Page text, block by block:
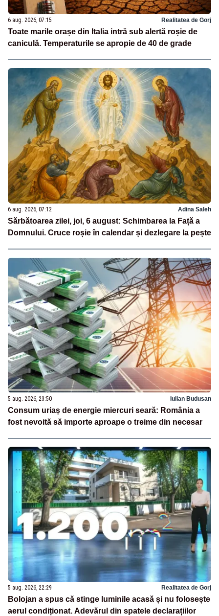
6 aug. 2026, 07:15 Realitatea de Gorj
Toate marile orașe din Italia intră sub alertă roșie de
caniculă. Temperaturile se apropie de 40 de grade
6 aug. 2026, 07:12 Adina Saleh
Sărbătoarea zilei, joi, 6 august: Schimbarea la Față a
Domnului. Cruce roșie în calendar și dezlegare la pește
5 aug. 2026, 23:50 Iulian Budusan
Consum uriaș de energie miercuri seară: România a
fost nevoită să importe aproape o treime din necesar
5 aug. 2026, 22:29 Realitatea de Gorj
Bolojan a spus că stinge luminile acasă și nu folosește
aerul condiționat. Adevărul din spatele declarațiilor